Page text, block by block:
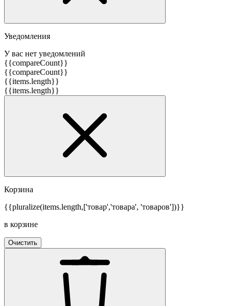
Уведомления
У вас нет уведомлений
{{compareCount}}
{{compareCount}}
{{items.length}}
{{items.length}}
Корзина
{{pluralize(items.length,['товар','товара', 'товаров'])}}
в корзине
Очистить